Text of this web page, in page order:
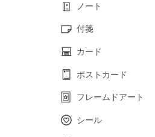
ノート
付箋
カード
ポストカード
フレームドアート
シール